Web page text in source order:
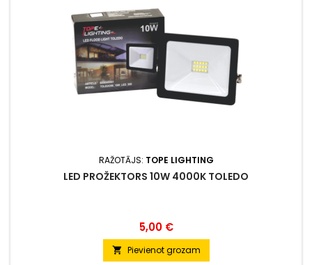
RAŽOTĀJS: TOPE LIGHTING
LED PROŽEKTORS 10W 4000K TOLEDO
Cena
5,00 €
 Pievienot grozam